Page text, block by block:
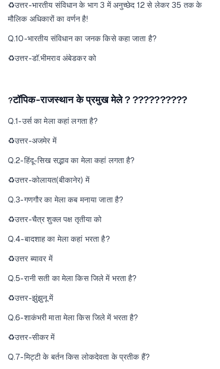
♻उत्तर-भारतीय संविधान के भाग 3 में अनुच्छेद 12 से लेकर 35 तक के
मौलिक अधिकारों का वर्णन है!
Q.10-भारतीय संविधान का जनक किसे कहा जाता है?
♻उत्तर-डॉ.भीमराव अंबेडकर को
?टॉपिक-राजस्थान के प्रमुख मेले ? ??????????
Q.1-उर्स का मेला कहां लगता है?
♻उत्तर-अजमेर में
Q.2-हिंदू-सिख सद्भाव का मेला कहां लगता है?
♻उत्तर-कोलायत(बीकानेर) में
Q.3-गणगौर का मेला कब मनाया जाता है?
♻उत्तर-चैत्र शुक्ल पक्ष तृतीया को
Q.4-बादशाह का मेला कहां भरता है?
♻उत्तर ब्यावर में
Q.5-रानी सती का मेला किस जिले में भरता है?
♻उत्तर-झुंझुनू में
Q.6-शाकंभरी माता मेला किस जिले में भरता है?
♻उत्तर-सीकर में
Q.7-मिट्टी के बर्तन किस लोकदेवता के प्रतीक हैं?